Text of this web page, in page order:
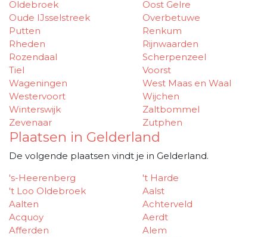
Oldebroek
Oost Gelre
Oude IJsselstreek
Overbetuwe
Putten
Renkum
Rheden
Rijnwaarden
Rozendaal
Scherpenzeel
Tiel
Voorst
Wageningen
West Maas en Waal
Westervoort
Wijchen
Winterswijk
Zaltbommel
Zevenaar
Zutphen
Plaatsen in Gelderland
De volgende plaatsen vindt je in Gelderland.
's-Heerenberg
't Harde
't Loo Oldebroek
Aalst
Aalten
Achterveld
Acquoy
Aerdt
Afferden
Alem